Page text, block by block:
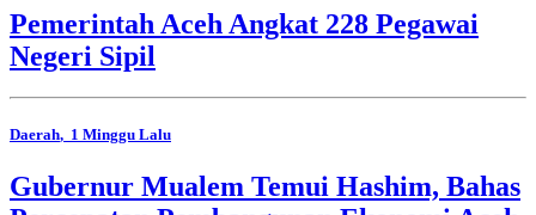
Pemerintah Aceh Angkat 228 Pegawai
Negeri Sipil
Daerah, 1 Minggu Lalu
Gubernur Mualem Temui Hashim, Bahas